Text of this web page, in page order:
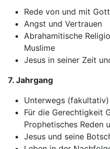
Rede von und mit Gott
Angst und Vertrauen
Abrahamitische
Muslime
Jesus in seiner Zeit
7. Jahrgang
Unterwegs (fakultativ)
Für die Gerechtigkeit
Prophetisches Reden
Jesus und seine